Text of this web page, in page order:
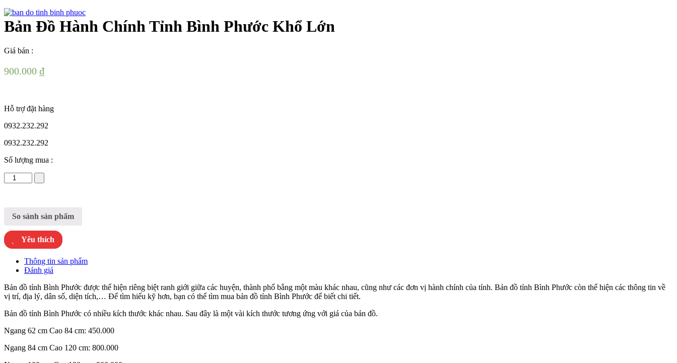
Bản Đồ Hành Chính Tỉnh Bình Phước Khổ Lớn
Giá bán :
900.000 ₫
Hỗ trợ đặt hàng
0932.232.292
0932.232.292
Số lượng mua :
Bản
Đồ
Tỉnh
Phước
Khổ
Lớn
lượng
So sánh sản phẩm
Yêu thích
Thông tin sản phẩm
Đánh giá
Bản đồ tỉnh Bình Phước được thể hiện riêng biệt ranh giới giữa các huyện, thành phố bằng một màu khác nhau, cũng như các đơn vị hành chính của tỉnh. Bản đồ tỉnh Bình Phước còn thể hiện các thông tin về
vị trí, địa lý, dân số, diện tích,… Để tìm hiểu kỹ hơn, bạn có thể tìm mua bản đồ tỉnh Bình Phước để biết chi tiết.
Bản đồ tỉnh Bình Phước có nhiều kích thước khác nhau. Sau đây là một vài kích thước tương ứng với giá của bản đồ.
Ngang 62 cm Cao 84 cm: 450.000
Ngang 84 cm Cao 120 cm: 800.000